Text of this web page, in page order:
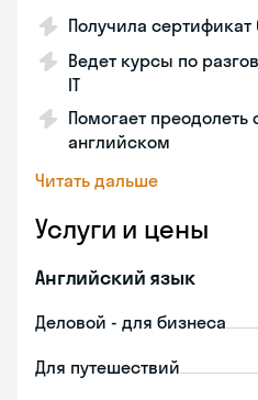
Получила
Ведет курсы по
IT
Помогает преодолеть
английском
Читать дальше
Услуги и цены
Английский язык
Деловой - для бизнеса
Для путешествий